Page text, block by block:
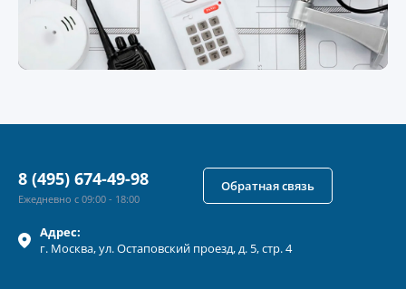
Адрес:
г. Москва, ул.Остаповский проезд, д. 5, стр. 4
8 (495) 674-49-98
Ежедневно с 09:00 - 18:00
Обратная связь